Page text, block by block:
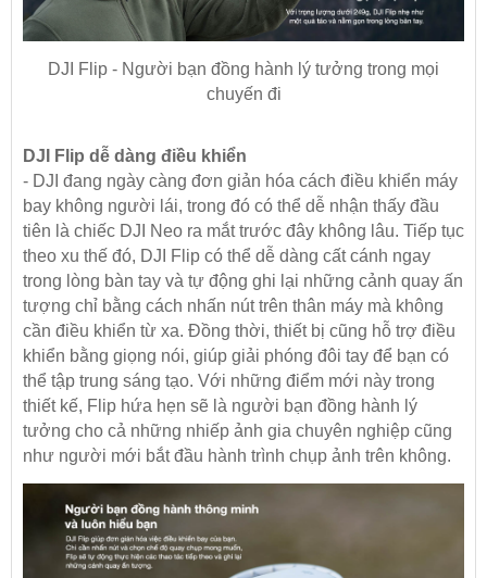
DJI Flip - Người bạn đồng hành lý tưởng trong mọi
chuyến đi
DJI Flip dễ dàng điều khiển
- DJI đang ngày càng đơn giản hóa cách điều khiển máy
bay không người lái, trong đó có thể dễ nhận thấy đầu
tiên là chiếc DJI Neo ra mắt trước đây không lâu. Tiếp tục
theo xu thế đó, DJI Flip có thể dễ dàng cất cánh ngay
trong lòng bàn tay và tự động ghi lại những cảnh quay ấn
tượng chỉ bằng cách nhấn nút trên thân máy mà không
cần điều khiển từ xa. Đồng thời, thiết bị cũng hỗ trợ điều
khiển bằng giọng nói, giúp giải phóng đôi tay để bạn có
thể tập trung sáng tạo. Với những điểm mới này trong
thiết kế, Flip hứa hẹn sẽ là người bạn đồng hành lý
tưởng cho cả những nhiếp ảnh gia chuyên nghiệp cũng
như người mới bắt đầu hành trình chụp ảnh trên không.